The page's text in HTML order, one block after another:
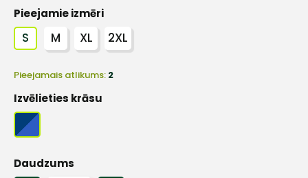
Pieejamie izmēri
S M XL 2XL
Pieejamais atlikums: 2
Izvēlieties krāsu
Daudzums